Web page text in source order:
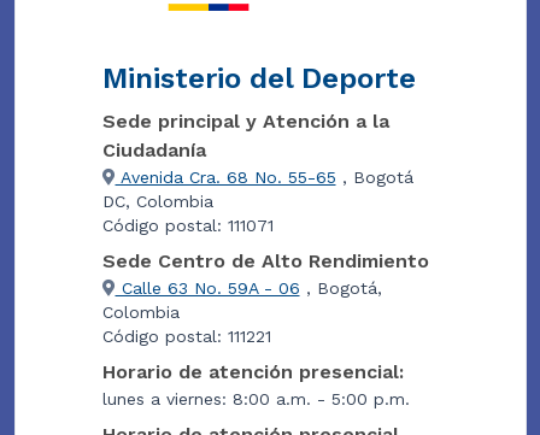
Ministerio del Deporte
Sede principal y Atención a la
Ciudadanía
Avenida Cra. 68 No. 55-65 , Bogotá
DC, Colombia
Código postal: 111071
Sede Centro de Alto Rendimiento
Calle 63 No. 59A - 06 , Bogotá,
Colombia
Código postal: 111221
Horario de atención presencial:
lunes a viernes: 8:00 a.m. - 5:00 p.m.